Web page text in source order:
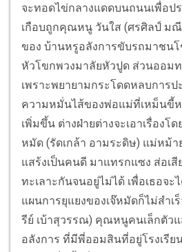
จะทอดไข่กลางแดดบนถนนเพื่อป
เกือบถูกคุณหนู วันใส (ศรศิลป์ ม
ของ บ้านหรูอลังการขับรถมาชน
หัวโขกพวงมาลัยหัวปูด ส่วนออมท
เพราะพยายามกระโดดหลบการ
ความหมั่นไส้ของพ่อแม่ที่เหม็นขี้
เพิ่มขึ้น ต่างฝ่ายต่างจะเอาเรื่องโ
หมัด (รัดเกล้า อามระดิษ) แม่หม้
แสร้งเป็นคนดี มาแทรกแซง ส่อเ
ทะเลาะกันจนอยู่ไม่ได้ เพื่อเธอจะ
แผนการยุแยงของเจ๊หมัดก็ไม่สำเ
รีย์ เบ้าสุวรรณ) คุณหนูคนเล็กตัว
อลังการ ที่มีพี่ออมสินที่อยู่โรงเรีย